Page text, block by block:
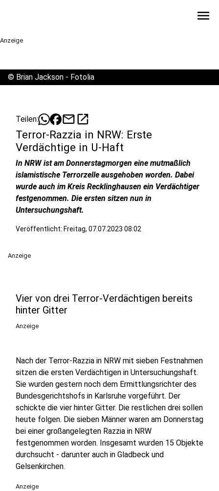
menu
Anzeige
© Brian Jackson - Fotolia
Teilen: mailopen_in_new
Terror-Razzia in NRW: Erste
Verdächtige in U-Haft
In NRW ist am Donnerstagmorgen eine mutmaßlich
islamistische Terrorzelle ausgehoben worden. Dabei
wurde auch im Kreis Recklinghausen ein Verdächtiger
festgenommen. Die ersten sitzen nun in
Untersuchungshaft.
Veröffentlicht: Freitag, 07.07.2023 08:02
Anzeige
Vier von drei Terror-Verdächtigen bereits
hinter Gitter
Anzeige
Nach der Terror-Razzia in NRW mit sieben Festnahmen
sitzen die ersten Verdächtigen in Untersuchungshaft.
Sie wurden gestern noch dem Ermittlungsrichter des
Bundesgerichtshofs in Karlsruhe vorgeführt. Der
schickte die vier hinter Gitter. Die restlichen drei sollen
heute folgen. Die sieben Männer waren am Donnerstag
bei einer großangelegten Razzia in NRW
festgenommen worden. Insgesamt wurden 15 Objekte
durchsucht - darunter auch in Gladbeck und
Gelsenkirchen.
Anzeige